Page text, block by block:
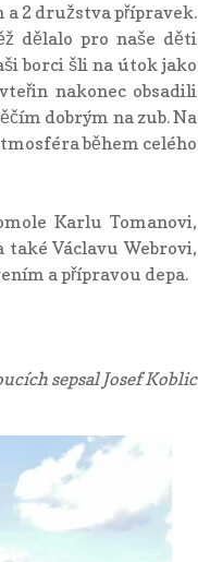
2 družstva přípravek.
dělalo pro naše děti
borci šli na útok jako
nakonec obsadili
dobrým na zub. Na
během celého
Karlu Tomanovi,
také Václavu Webrovi,
a přípravou depa.
sepsal Josef Koblic